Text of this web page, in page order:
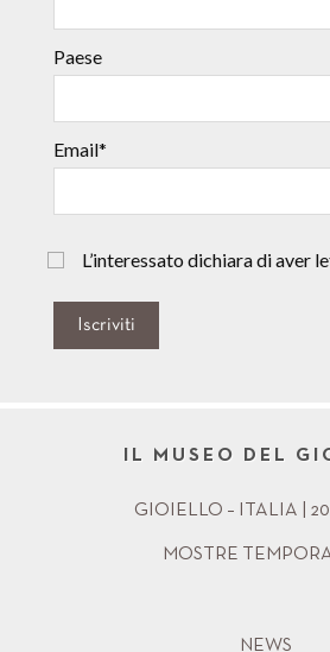
Paese
Email*
L’interessato dichiara di aver
Iscriviti
IL MUSEO DEL
GIOIELLO – ITALIA |
MOSTRE
NEWS